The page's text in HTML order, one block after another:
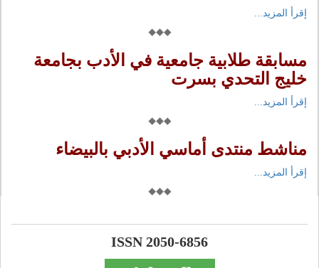
إقرأ المزيد...
مسابقة طلابية جامعية في الأدب بجامعة
خليج التحدي بسرت
إقرأ المزيد...
مناشط منتدى أماسي الأدبي بالبيضاء
إقرأ المزيد...
ISSN 2050-6856